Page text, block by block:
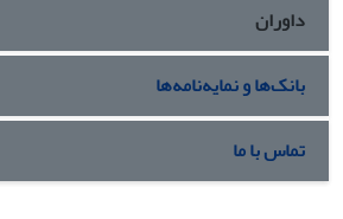
داوران
بانک‌ها و نمایه‌نامه‌ها
تماس با ما